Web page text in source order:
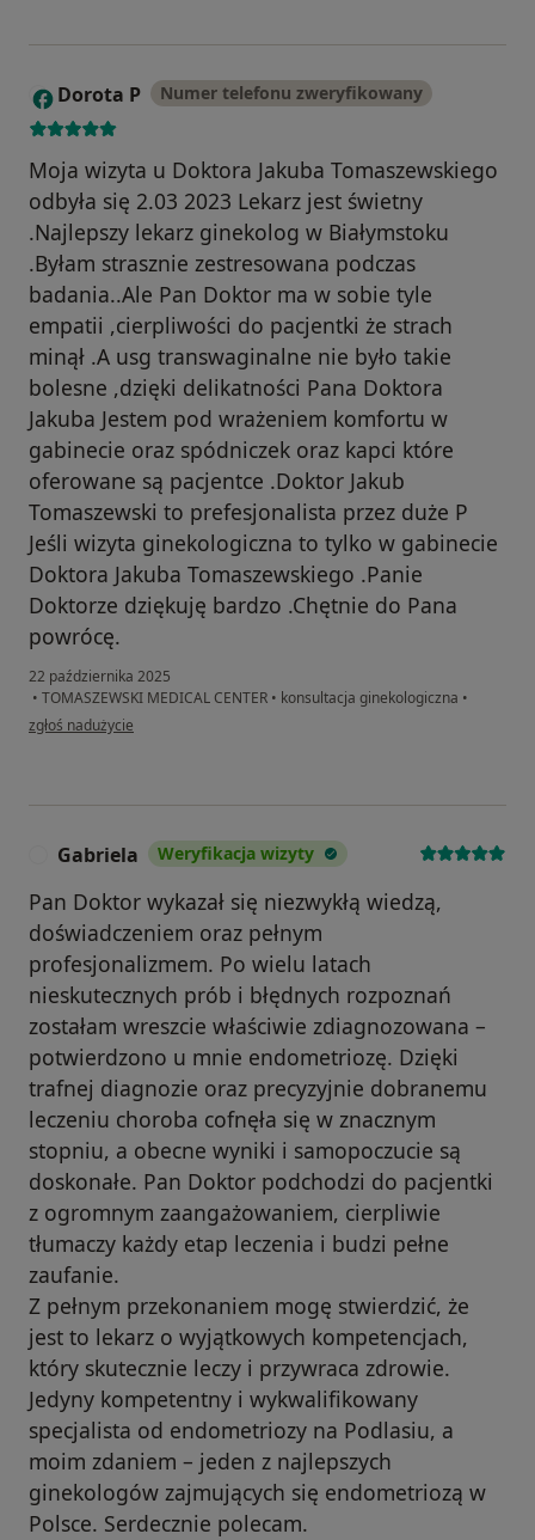
D Dorota P Numer telefonu zweryfikowany
Moja wizyta u Doktora Jakuba Tomaszewskiego
odbyła się 2.03 2023 Lekarz jest świetny
.Najlepszy lekarz ginekolog w Białymstoku
.Byłam strasznie zestresowana podczas
badania..Ale Pan Doktor ma w sobie tyle
empatii ,cierpliwości do pacjentki że strach
minął .A usg transwaginalne nie było takie
bolesne ,dzięki delikatności Pana Doktora
Jakuba Jestem pod wrażeniem komfortu w
gabinecie oraz spódniczek oraz kapci które
oferowane są pacjentce .Doktor Jakub
Tomaszewski to prefesjonalista przez duże P
Jeśli wizyta ginekologiczna to tylko w gabinecie
Doktora Jakuba Tomaszewskiego .Panie
Doktorze dziękuję bardzo .Chętnie do Pana
powrócę.
22 października 2025
• TOMASZEWSKI MEDICAL CENTER • konsultacja ginekologiczna •
w opinii użytkownika Dorota P
zgłoś nadużycie
Gabriela Weryfikacja wizyty
Pan Doktor wykazał się niezwykłą wiedzą,
doświadczeniem oraz pełnym
profesjonalizmem. Po wielu latach
nieskutecznych prób i błędnych rozpoznań
zostałam wreszcie właściwie zdiagnozowana –
potwierdzono u mnie endometriozę. Dzięki
trafnej diagnozie oraz precyzyjnie dobranemu
leczeniu choroba cofnęła się w znacznym
stopniu, a obecne wyniki i samopoczucie są
doskonałe. Pan Doktor podchodzi do pacjentki
z ogromnym zaangażowaniem, cierpliwie
tłumaczy każdy etap leczenia i budzi pełne
zaufanie.
Z pełnym przekonaniem mogę stwierdzić, że
jest to lekarz o wyjątkowych kompetencjach,
który skutecznie leczy i przywraca zdrowie.
Jedyny kompetentny i wykwalifikowany
specjalista od endometriozy na Podlasiu, a
moim zdaniem – jeden z najlepszych
ginekologów zajmujących się endometriozą w
Polsce. Serdecznie polecam.